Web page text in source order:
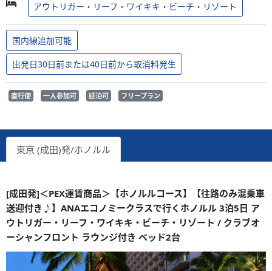
アウトリガー・リーフ・ワイキキ・ビーチ・リゾート
国内線追加可能
出発日30日前または40日前から取消料発生
直行便 一人参加可 延泊可 フリープラン
東京 (成田)発/ホノルル
[成田発]＜PEX運賃商品＞【ホノルルコース】【往路のみ混乗車
送迎付き♪】ANAエコノミークラスで行くホノルル 3泊5日 ア
ウトリガー・リーフ・ワイキキ・ビーチ・リゾート / クラブオ
ーシャンフロント ラウンジ付き ベッド2台